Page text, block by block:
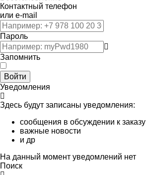
Контактный телефон
или e-mail
Пароль
Запомнить
Войти
Уведомления
Здесь будут записаны уведомления:
сообщения в обсуждении к заказу
важные новости
и др
На данный момент уведомлений нет
Поиск